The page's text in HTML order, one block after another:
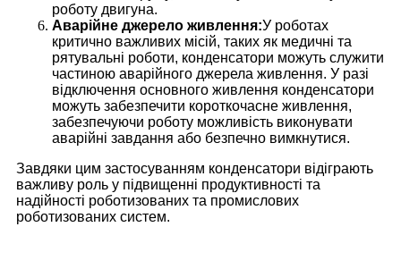
роботу двигуна.
Аварійне джерело живлення:У роботах
критично важливих місій, таких як медичні та
рятувальні роботи, конденсатори можуть служити
частиною аварійного джерела живлення. У разі
відключення основного живлення конденсатори
можуть забезпечити короткочасне живлення,
забезпечуючи роботу можливість виконувати
аварійні завдання або безпечно вимкнутися.
Завдяки цим застосуванням конденсатори відіграють
важливу роль у підвищенні продуктивності та
надійності роботизованих та промислових
роботизованих систем.